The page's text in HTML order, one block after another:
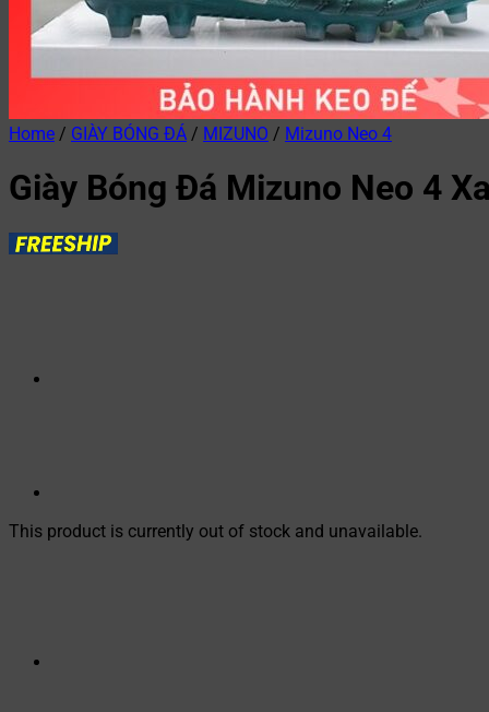
Home / GIÀY BÓNG ĐÁ / MIZUNO / Mizuno Neo 4
Giày Bóng Đá Mizuno Neo 4
This product is currently out of stock and unavailable.